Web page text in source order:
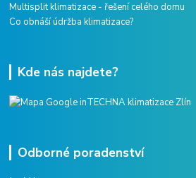
Multisplit klimatizace - řešení celého domu
Co obnáší údržba klimatizace?
Kde nás najdete?
Odborné poradenství